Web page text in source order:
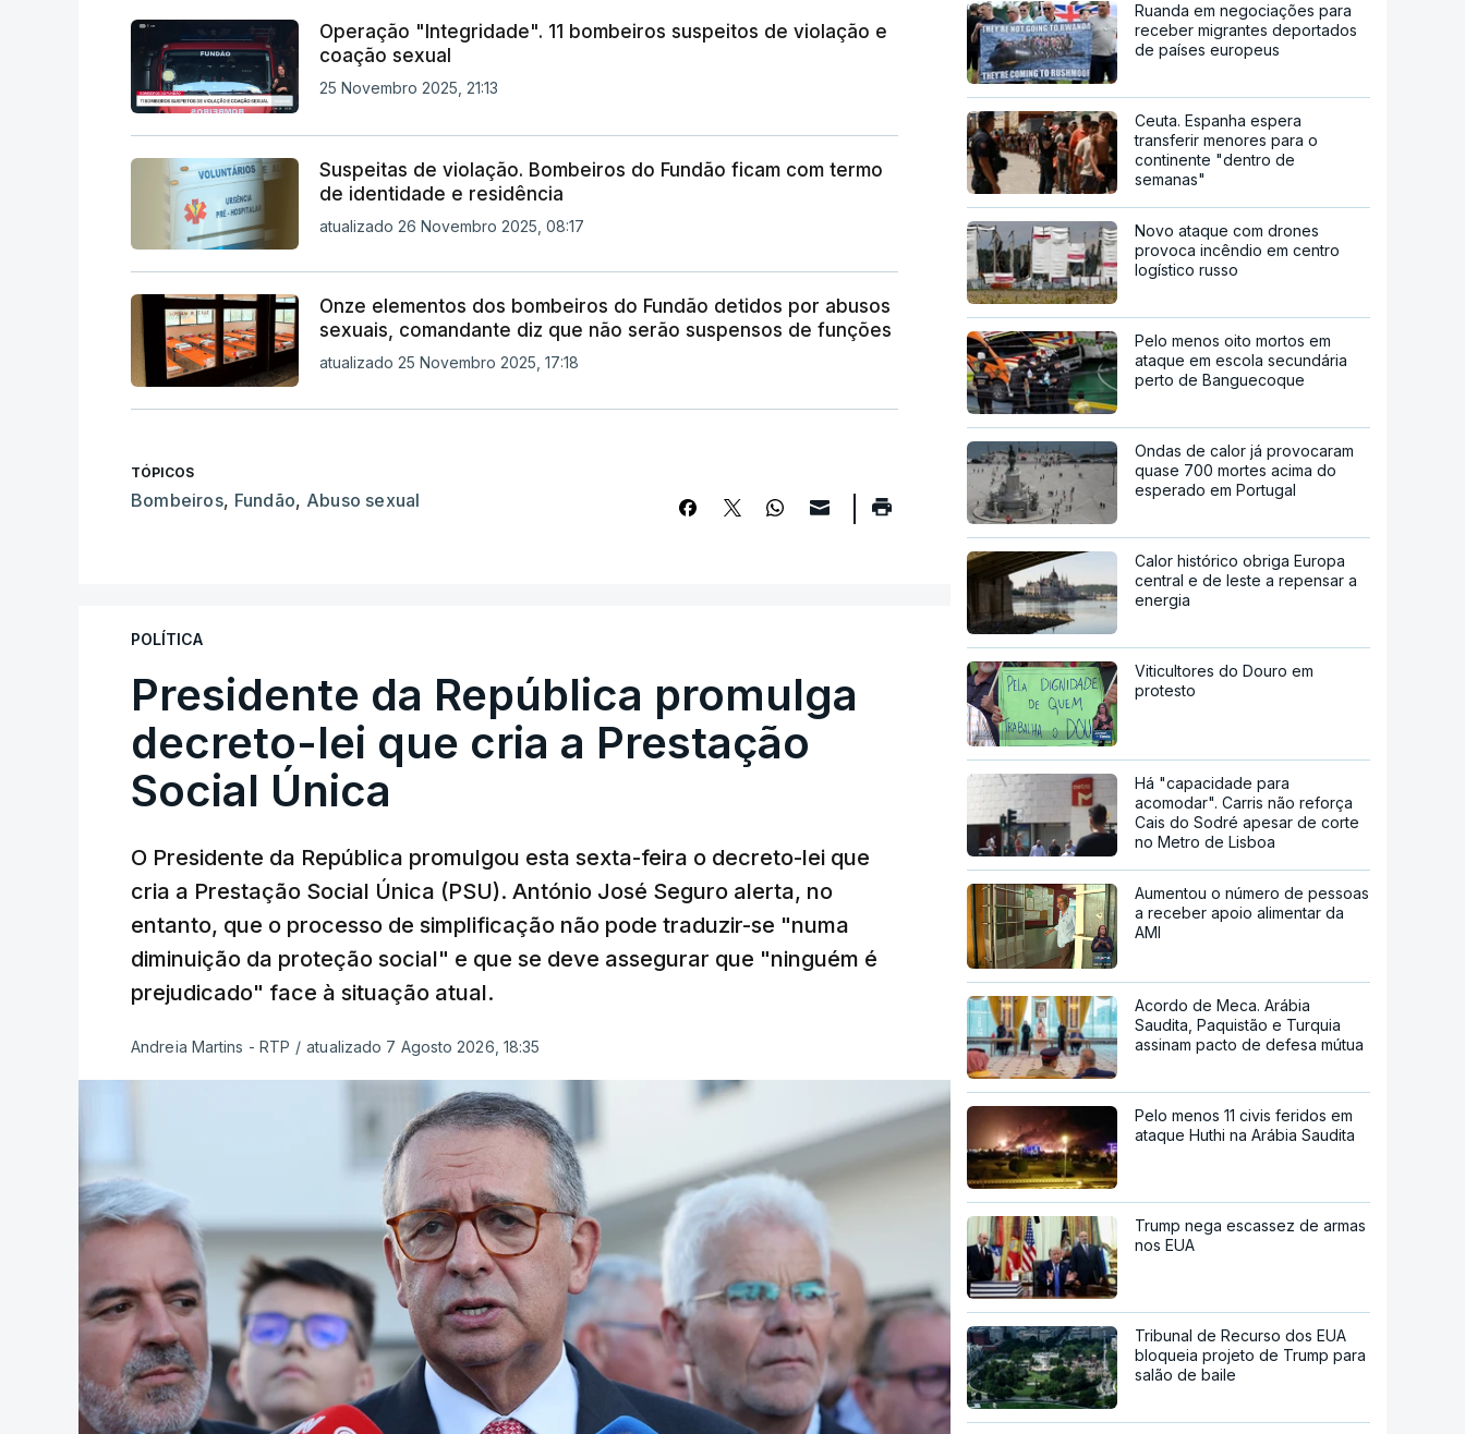
Operação "Integridade". 11 bombeiros suspeitos de violação e
coação sexual
25 Novembro 2025, 21:13
Suspeitas de violação. Bombeiros do Fundão ficam com termo
de identidade e residência
atualizado 26 Novembro 2025, 08:17
Onze elementos dos bombeiros do Fundão detidos por abusos
sexuais, comandante diz que não serão suspensos de funções
atualizado 25 Novembro 2025, 17:18
TÓPICOS
Bombeiros, Fundão, Abuso sexual
POLÍTICA
Presidente da República promulga
decreto-lei que cria a Prestação
Social Única
O Presidente da República promulgou esta sexta-feira o decreto-lei que
cria a Prestação Social Única (PSU). António José Seguro alerta, no
entanto, que o processo de simplificação não pode traduzir-se "numa
diminuição da proteção social" e que se deve assegurar que "ninguém é
prejudicado" face à situação atual.
Andreia Martins - RTP / atualizado 7 Agosto 2026, 18:35
Ruanda em negociações para
receber migrantes deportados
de países europeus
Ceuta. Espanha espera
transferir menores para o
continente "dentro de
semanas"
Novo ataque com drones
provoca incêndio em centro
logístico russo
Pelo menos oito mortos em
ataque em escola secundária
perto de Banguecoque
Ondas de calor já provocaram
quase 700 mortes acima do
esperado em Portugal
Calor histórico obriga Europa
central e de leste a repensar a
energia
Viticultores do Douro em
protesto
Há "capacidade para
acomodar". Carris não reforça
Cais do Sodré apesar de corte
no Metro de Lisboa
Aumentou o número de pessoas
a receber apoio alimentar da
AMI
Acordo de Meca. Arábia
Saudita, Paquistão e Turquia
assinam pacto de defesa mútua
Pelo menos 11 civis feridos em
ataque Huthi na Arábia Saudita
Trump nega escassez de armas
nos EUA
Tribunal de Recurso dos EUA
bloqueia projeto de Trump para
salão de baile